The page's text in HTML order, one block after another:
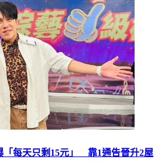
「每天只剩15元」 靠1通告晉升2屋